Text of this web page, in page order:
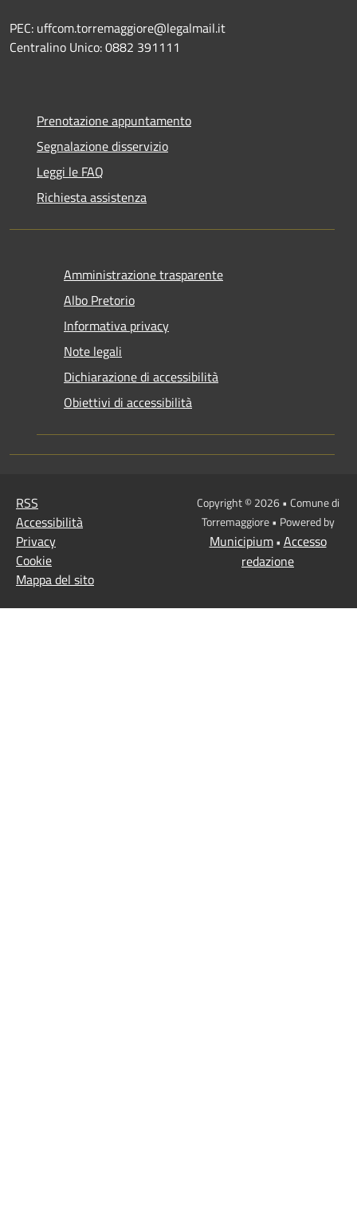
PEC: uffcom.torremaggiore@legalmail.it
Centralino Unico: 0882 391111
Prenotazione appuntamento
Segnalazione disservizio
Leggi le FAQ
Richiesta assistenza
Amministrazione trasparente
Albo Pretorio
Informativa privacy
Note legali
Dichiarazione di accessibilità
Obiettivi di accessibilità
RSS
Accessibilità
Privacy
Cookie
Mappa del sito
Copyright © 2026 • Comune di
Torremaggiore • Powered by
Municipium• Accesso
redazione